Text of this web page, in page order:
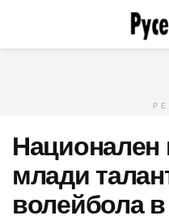
Национален
млади
волейбола